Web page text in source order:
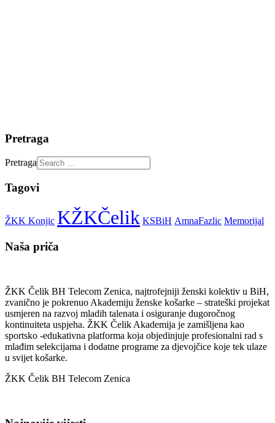
Pretraga
Pretraga
Tagovi
ŽKK Konjic KŽKČelik KSBiH AmnaFazlic Memorijal
Naša priča
ŽKK Čelik BH Telecom Zenica, najtrofejniji ženski kolektiv u BiH,
zvanično je pokrenuo Akademiju ženske košarke – strateški projekat
usmjeren na razvoj mladih talenata i osiguranje dugoročnog
kontinuiteta uspjeha. ŽKK Čelik Akademija je zamišljena kao
sportsko -edukativna platforma koja objedinjuje profesionalni rad s
mlađim selekcijama i dodatne programe za djevojčice koje tek ulaze
u svijet košarke.
ŽKK Čelik BH Telecom Zenica